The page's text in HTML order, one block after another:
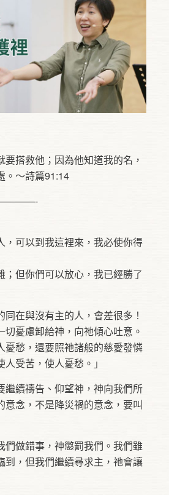
要搭救他；因為他知道我的名，
。～詩篇91:14
，可以到我這裡來，我必使你得
；但你們可以放心，我已經勝了
在與沒有主的人，會差很多！
憂慮卸給神，向祂傾心吐意。
憂愁，還要照祂諸般的慈愛發憐
受苦，使人憂愁。」
繼續禱告、仰望神，神向我們所
意念，不是降災禍的意念，要叫
們做錯事，神懲罰我們。我們雖
到，但我們繼續尋求主，祂會讓